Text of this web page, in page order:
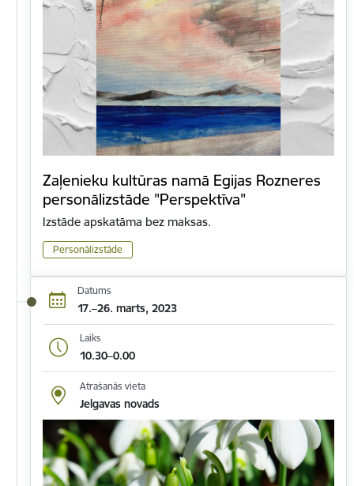
Zaļenieku kultūras namā Egijas Rozneres
personālizstāde "Perspektīva"
Izstāde apskatāma bez maksas.
Personālizstāde
Datums
17.–26. marts, 2023
Laiks
10.30–0.00
Atrašanās vieta
Jelgavas novads